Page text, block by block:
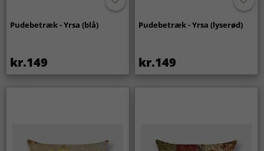
Pudebetræk - Yrsa (blå)
kr.149
Pudebetræk - Yrsa (lyserød)
kr.149